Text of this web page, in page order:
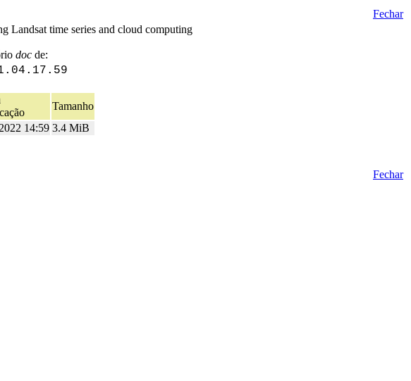
Fechar
Landsat time series and cloud computing
docde:
Tamanho
14:59 3.4 MiB
Fechar